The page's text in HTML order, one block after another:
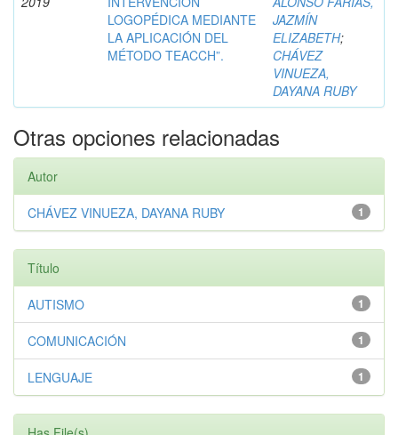
LOGOPÉDICA MEDIANTE
LA APLICACIÓN DEL
MÉTODO TEACCH”.
JAZMÍN
ELIZABETH;
CHÁVEZ
VINUEZA,
DAYANA RUBY
Otras opciones relacionadas
Autor
1
CHÁVEZ VINUEZA, DAYANA RUBY
Título
1
AUTISMO
1
COMUNICACIÓN
1
LENGUAJE